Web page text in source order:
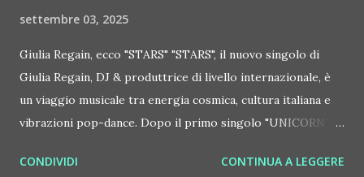
settembre 03, 2025
Giulia Regain, ecco "STARS" "STARS", il nuovo singolo di
Giulia Regain, DJ & produttrice di livello internazionale, è
un viaggio musicale tra energia cosmica, cultura italiana e
vibrazioni pop-dance. Dopo il primo singolo "UNICORN",
seconda release intitolata "STARS", interpretata dalla voce
CONDIVIDI CONTINUA A LEGGERE